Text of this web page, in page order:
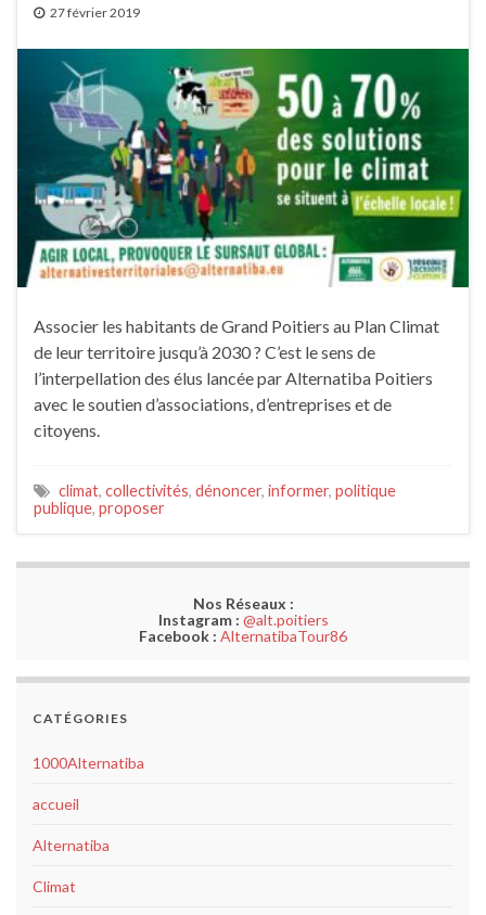
27 février 2019
Associer les habitants de Grand Poitiers au Plan Climat
de leur territoire jusqu’à 2030 ? C’est le sens de
l’interpellation des élus lancée par Alternatiba Poitiers
avec le soutien d’associations, d’entreprises et de
citoyens.
climat, collectivités, dénoncer, informer, politique
publique, proposer
Nos Réseaux :
Instagram : @alt.poitiers
Facebook : AlternatibaTour86
CATÉGORIES
1000Alternatiba
accueil
Alternatiba
Climat